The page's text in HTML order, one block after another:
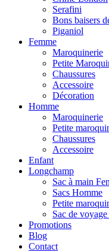
Serafini
Bons baisers
Piganiol
Femme
Maroquinerie
Petite
Chaussures
Accessoire
Décoration
Homme
Maroquinerie
Petite
Chaussures
Accessoire
Enfant
Longchamp
Sac à main
Sacs Homme
Petite
Sac de
Promotions
Blog
Contact